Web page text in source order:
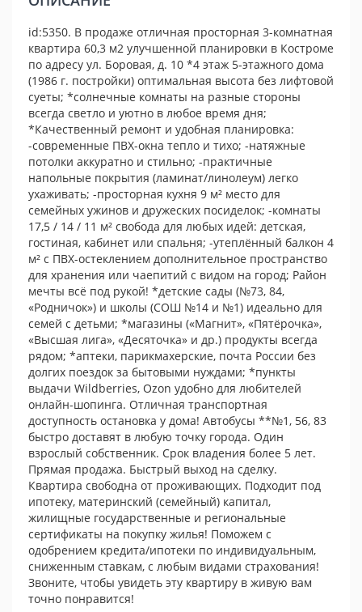
id:5350. В продаже отличная просторная 3-комнатная
квартира 60,3 м2 улучшенной планировки в Костроме
по адресу ул. Боровая, д. 10 *4 этаж 5-этажного дома
(1986 г. постройки) оптимальная высота без лифтовой
суеты; *солнечные комнаты на разные стороны
всегда светло и уютно в любое время дня;
*Качественный ремонт и удобная планировка:
-современные ПВХ-окна тепло и тихо; -натяжные
потолки аккуратно и стильно; -практичные
напольные покрытия (ламинат/линолеум) легко
ухаживать; -просторная кухня 9 м² место для
семейных ужинов и дружеских посиделок; -комнаты
17,5 / 14 / 11 м² свобода для любых идей: детская,
гостиная, кабинет или спальня; -утеплённый балкон 4
м² с ПВХ-остеклением дополнительное пространство
для хранения или чаепитий с видом на город; Район
мечты всё под рукой! *детские сады (№73, 84,
«Родничок») и школы (СОШ №14 и №1) идеально для
семей с детьми; *магазины («Магнит», «Пятёрочка»,
«Высшая лига», «Десяточка» и др.) продукты всегда
рядом; *аптеки, парикмахерские, почта России без
долгих поездок за бытовыми нуждами; *пункты
выдачи Wildberries, Ozon удобно для любителей
онлайн-шопинга. Отличная транспортная
доступность остановка у дома! Автобусы **№1, 56, 83
быстро доставят в любую точку города. Один
взрослый собственник. Срок владения более 5 лет.
Прямая продажа. Быстрый выход на сделку.
Квартира свободна от проживающих. Подходит под
ипотеку, материнский (семейный) капитал,
жилищные государственные и региональные
сертификаты на покупку жилья! Поможем с
одобрением кредита/ипотеки по индивидуальным,
сниженным ставкам, с любым видами страхования!
Звоните, чтобы увидеть эту квартиру в живую вам
точно понравится!